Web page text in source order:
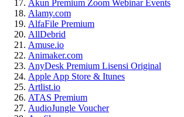
Akun Premium Zoom Webinar Events
Alamy.com
AlfaFile Premium
AllDebrid
Amuse.io
Animaker.com
AnyDesk Premium Lisensi Original
Apple App Store & Itunes
Artlist.io
ATAS Premium
AudioJungle Voucher